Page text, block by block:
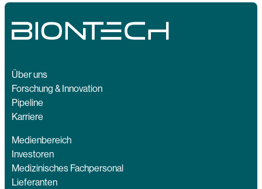
Über uns
Forschung & Innovation
Pipeline
Karriere
Medienbereich
Investoren
Medizinisches Fachpersonal
Lieferanten